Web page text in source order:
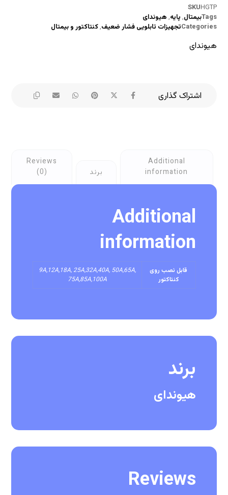
SKUHGTP
Tagsبیمتال, پایه, هیوندای
Categoriesتجهیزات تابلویی فشار ضعیف,کنتاکتور و بیمتال
هیوندای
Additional
information
برند
Reviews
(0)
Additional
information
قابل نصب روی
کنتاکتور
9A,12A,18A, 25A,32A,40A, 50A,65A,
75A,85A,100A
برند
هیوندای
Reviews